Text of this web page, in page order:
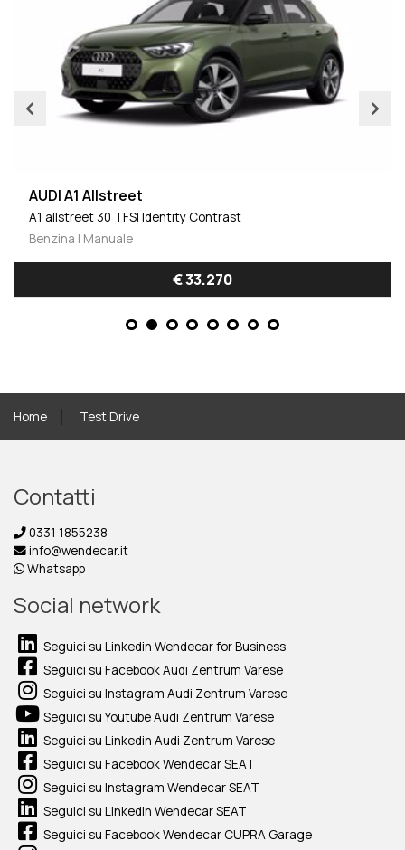
AUDI A1 Allstreet
A1 allstreet 30 TFSI Identity Contrast
Benzina | Manuale
€ 33.270
Home Test Drive
Contatti
0331 1855238
info@wendecar.it
Whatsapp
Social network
Seguici su Linkedin Wendecar for Business
Seguici su Facebook Audi Zentrum Varese
Seguici su Instagram Audi Zentrum Varese
Seguici su Youtube Audi Zentrum Varese
Seguici su Linkedin Audi Zentrum Varese
Seguici su Facebook Wendecar SEAT
Seguici su Instagram Wendecar SEAT
Seguici su Linkedin Wendecar SEAT
Seguici su Facebook Wendecar CUPRA Garage